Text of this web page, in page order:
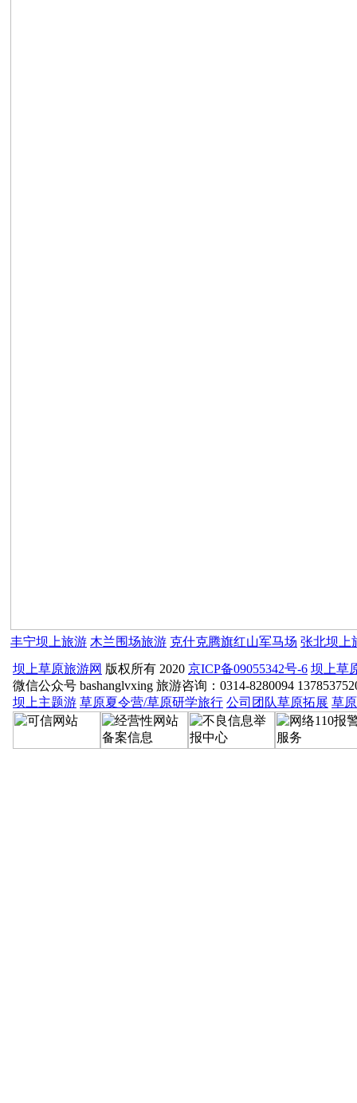
丰宁坝上旅游 木兰围场旅游 克什克腾旗红山军马场 张北坝上
坝上草原旅游网 版权所有 2020 京ICP备09055342号-6 坝上草
微信公众号 bashanglvxing 旅游咨询：0314-8280094
坝上主题游 草原夏令营/草原研学旅行 公司团队草原拓展 草